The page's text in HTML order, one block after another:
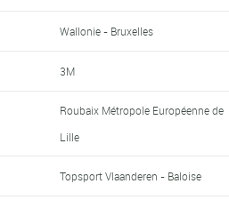
Wallonie - Bruxelles
3M
Roubaix Métropole Européenne de
Lille
Topsport Vlaanderen - Baloise